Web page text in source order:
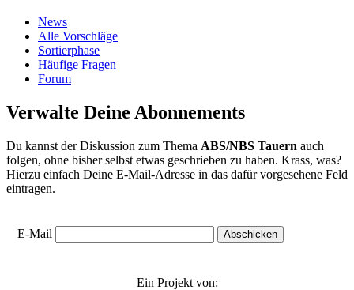
Zum
Inhalt
springen
News
Alle Vorschläge
Sortierphase
Häufige Fragen
Forum
Verwalte Deine Abonnements
Du kannst der Diskussion zum Thema ABS/NBS Tauern auch
folgen, ohne bisher selbst etwas geschrieben zu haben. Krass, was?
Hierzu einfach Deine E-Mail-Adresse in das dafür vorgesehene Feld
eintragen.
E-Mail
Ein Projekt von: